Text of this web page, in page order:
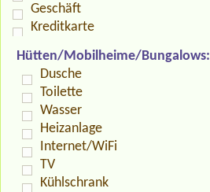
Geschäft
Kreditkarte
Hütten/Mobilheime/Bungalows:
Dusche
Toilette
Wasser
Heizanlage
Internet/WiFi
TV
Kühlschrank